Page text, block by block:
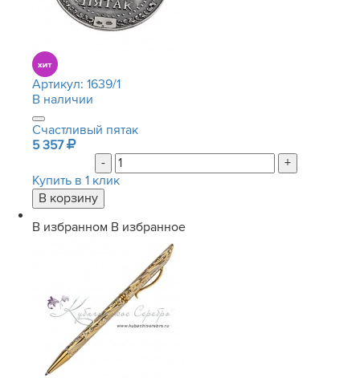
Артикул: 1639/1
В наличии
Счастливый пятак
5 357
-
+
Купить в 1 клик
В избранном В избранное